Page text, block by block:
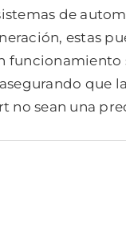
de
estas
funcionamiento
que
no sean una